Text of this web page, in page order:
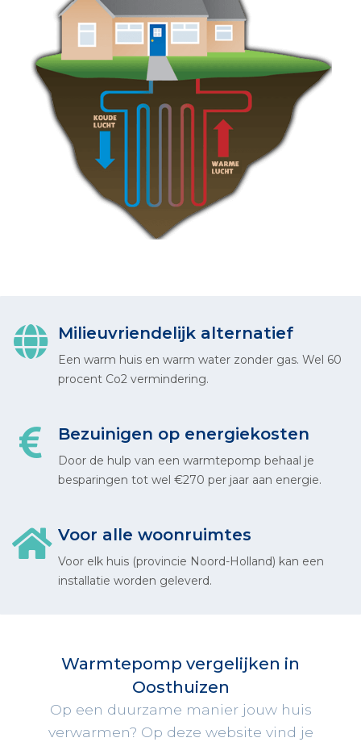
Milieuvriendelijk alternatief
Een warm huis en warm water zonder gas. Wel 60
procent Co2 vermindering.
Bezuinigen op energiekosten
Door de hulp van een warmtepomp behaal je
besparingen tot wel €270 per jaar aan energie.
Voor alle woonruimtes
Voor elk huis (provincie Noord-Holland) kan een
installatie worden geleverd.
Warmtepomp vergelijken in
Oosthuizen
Op een duurzame manier jouw huis
verwarmen? Op deze website vind je